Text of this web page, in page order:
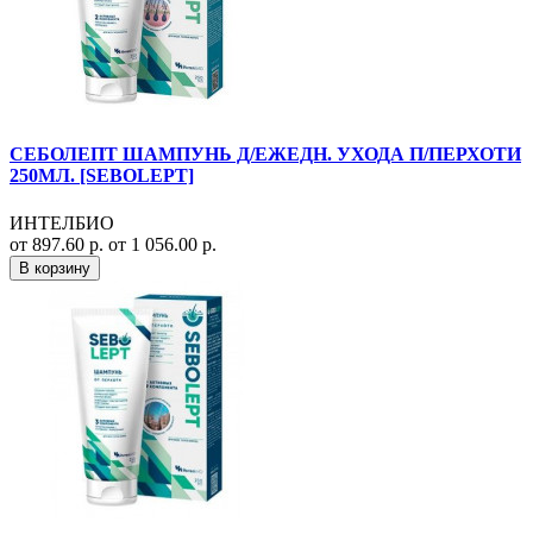
СЕБОЛЕПТ ШАМПУНЬ Д/ЕЖЕДН. УХОДА П/ПЕРХОТИ
250МЛ. [SEBOLEPT]
ИНТЕЛБИО
от 897.60 р. от 1 056.00 р.
В корзину